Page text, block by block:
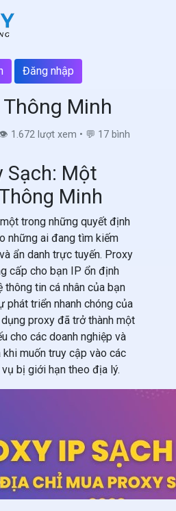
Đăng nhậpMột
Minh
1.672 lượt xem • 💬 17 bình
Sạch: Một
Minh
trong những quyết định
những ai đang tìm kiếm
ẩn danh trực tuyến. Proxy
cấp cho bạn IP ổn định
thông tin cá nhân của bạn
phát triển nhanh chóng của
proxy đã trở thành một
cho các doanh nghiệp và
muốn truy cập vào các
bị giới hạn theo địa lý.